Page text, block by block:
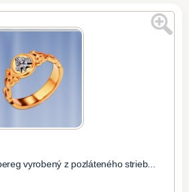
vyrobený z pozláteného strieb...